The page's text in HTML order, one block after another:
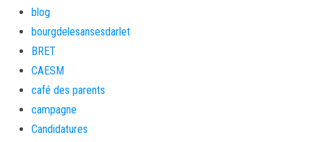
blog
bourgdelesansesdarlet
BRET
CAESM
café des parents
campagne
Candidatures